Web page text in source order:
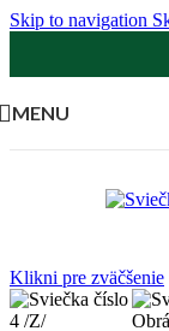
Skip to navigation
MENU
Klikni pre zväčšenie